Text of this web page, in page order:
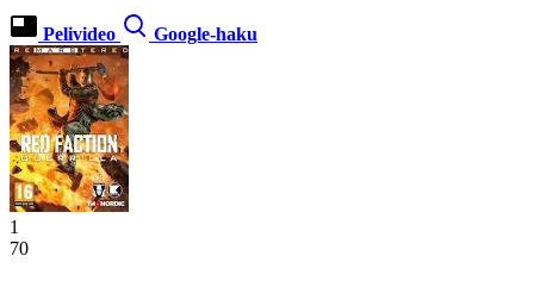
Pelivideo Google-haku
1
70